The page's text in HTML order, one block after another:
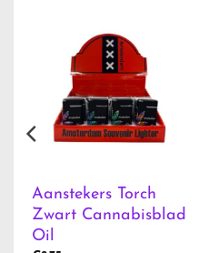
Aanstekers Torch
Zwart Cannabisblad
Oil